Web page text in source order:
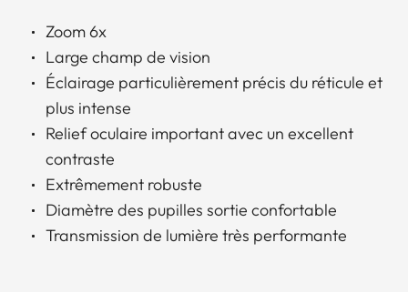
Zoom 6x
Large champ de vision
Éclairage particulièrement précis du réticule et
plus intense
Relief oculaire important avec un excellent
contraste
Extrêmement robuste
Diamètre des pupilles sortie confortable
Transmission de lumière très performante